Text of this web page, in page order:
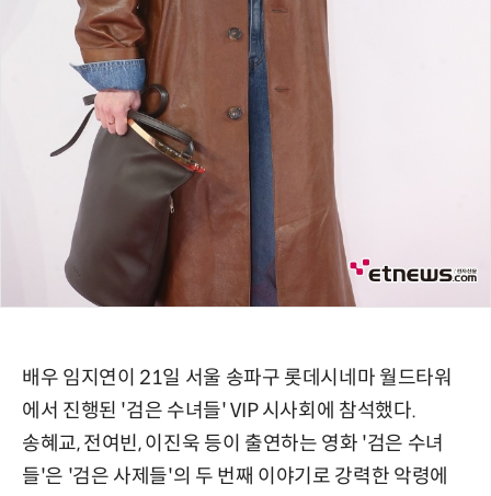
배우 임지연이 21일 서울 송파구 롯데시네마 월드타워
에서 진행된 '검은 수녀들' VIP 시사회에 참석했다.
송혜교, 전여빈, 이진욱 등이 출연하는 영화 '검은 수녀
들'은 '검은 사제들'의 두 번째 이야기로 강력한 악령에